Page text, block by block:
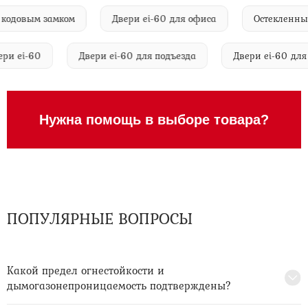
замком Двери ei-60 для офиса Остекленные
ei-60 Двери ei-60 для подъезда Двери ei-60
Нужна помощь в выборе товара?
ПОПУЛЯРНЫЕ ВОПРОСЫ
Какой предел огнестойкости и
дымогазонепроницаемость подтверждены?